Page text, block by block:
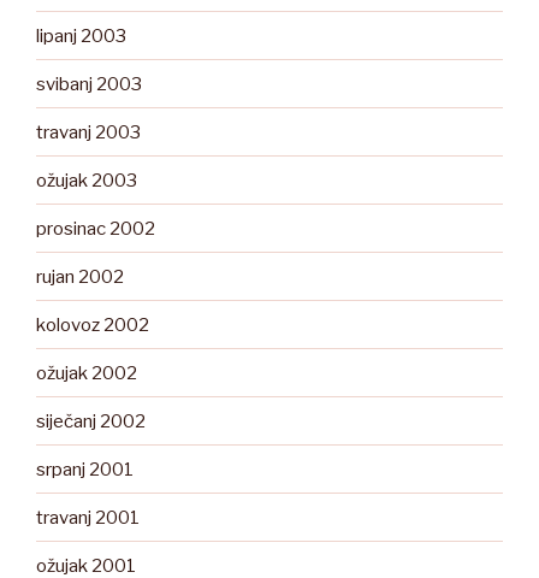
lipanj 2003
svibanj 2003
travanj 2003
ožujak 2003
prosinac 2002
rujan 2002
kolovoz 2002
ožujak 2002
siječanj 2002
srpanj 2001
travanj 2001
ožujak 2001